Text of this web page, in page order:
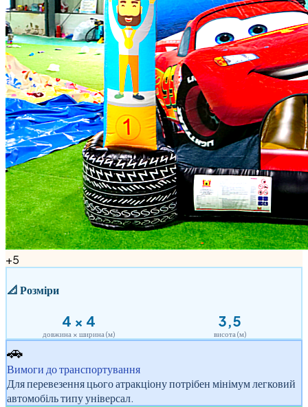
+5
📐Розміри
4 × 4
довжина × ширина (м)
3,5
висота (м)
🚗
Вимоги до транспортування
Для перевезення цього атракціону потрібен мінімум легковий
автомобіль типу універсал.